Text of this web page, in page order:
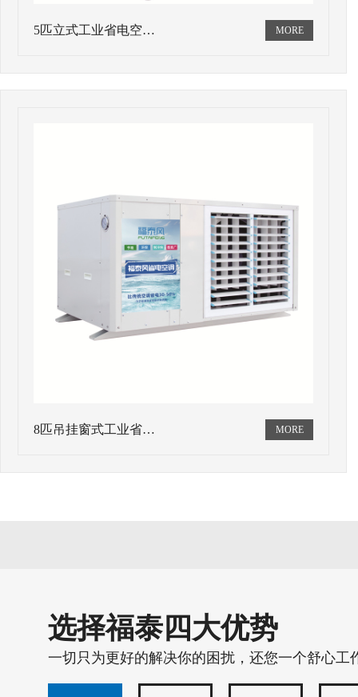
5匹立式工业省电空…
8匹吊挂窗式工业省…
选择福泰四大优势
一切只为更好的解决你的困扰，还您一个舒心工